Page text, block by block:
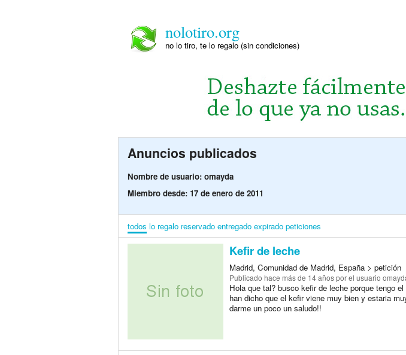
nolotiro.org
no lo tiro, te lo regalo (sin condiciones)
Anuncios publicados
Nombre de usuario: omayda
Miembro desde: 17 de enero de 2011
todos lo regalo reservado entregado expirado peticiones
Kefir de leche
Madrid, Comunidad de Madrid, España > petición
Publicado hace más de 14 añospor el usuario
Hola que tal? busco kefir de leche porque tengo
han dicho que el kefir viene muy bien y estaria
darme un poco un saludo!!